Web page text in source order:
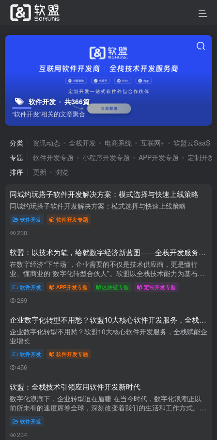
软件开发 共366篇
“软件开发”相关的文章聚合
分类 资讯动态 全栈开发 电商系统 互联网+
软盟云SaaS
专题
软件开发专题 小程序开发专题 APP开发专题
定制开发
排序
更新 浏览
同城约玩搭子软件开发解决方案：模式选择与快速上线策略
同城约玩搭子软件开发解决方案：模式选择与快速上线策略
软件开发 软件开发专题
230
软盟：以技术为笔，绘就数字经济新蓝图——全栈开发服务赋能企业数字化转型
在数字经济“下半场”，企业需要的不仅是技术供应商，更是懂行
业、懂商业的“数字化转型合伙人”。软盟以全栈技术能力为基石，
以创新服务模式为桥梁，正帮助更多企业跨越数字鸿沟，在变革中
赢得...
软件开发 APP开发专题 区块链专题 定制开发专题
289
企业数字化转型不用愁？软盟10大核心软件开发服务，全栈赋能企业增长
企业数字化转型不用愁？软盟10大核心软件开发服务，全栈赋能企
业增长
软件开发 软件开发专题
456
软盟：全栈技术引领应用软件开发新时代
数字化浪潮下，企业转型迫在眉睫 在当今时代，数字化浪潮正以
前所未有的速度席卷全球，深刻改变着我们的生活和工作方式。对
于企业而言，数字化转型已不再是一道选择题，而是关乎生存与发
展的必...
软件开发
234